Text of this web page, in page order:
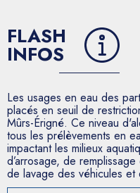
FLASH
INFOS
Les usages en eau des
placés en seuil de
Mûrs-Érigné. Ce niveau
tous les prélèvements en
impactant les milieux
d’arrosage, de
de lavage des véhicules et